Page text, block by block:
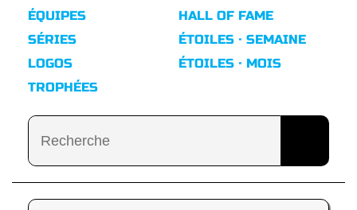
ÉQUIPES
SÉRIES
LOGOS
TROPHÉES
HALL OF FAME
ÉTOILES · SEMAINE
ÉTOILES · MOIS